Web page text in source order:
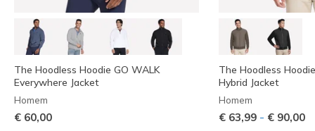
The Hoodless Hoodie GO WALK
Everywhere Jacket
Homem
€ 60,00
The Hoodless
Hybrid Jacket
Homem
€ 63,99 - € 90,00